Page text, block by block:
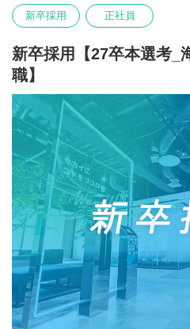
・マーケットと自社プロダクトの
のあるプロダクトロードマップを構
・マーケットとテクノロジーをつ
メンバーと情報交換と共有の実施
・業界の最先端トレンドや技術革
て継続的に知見をアップデート
・ビジネスと技術的の両方の視点
計・推進
・常日頃プロダクトのKPIとマー
ら、プロダクトの評価と新しい価
ードマップを洗練させる
【ポジションの魅力】
１. エンジニアとの距離が近く、
ジニア出身
・プロダクトマネージャーとエ
ド感をもってプロダクト開発を進
・現在のプロダクトマネージャー
術的な観点を理解した上で意思決
・開発チームと密に連携しなが
とし込める
②ライブエンタテインメント
ベントを企画・運営。それは、画
放ち、ファンとクリエイターが一
クリエイターの情熱を形に変え、
を創造していきます。
【特集記事】
ファン目線で感動を創るUUUMの
https://www.uuum.co.jp/blog/
③IP・事業開発
クリエイターのIP（知的財産）に
を超えた事業を創出。本来のIPの
共創を通じてさらに最大化してい
い新しい世界を切り拓き、人々に
【特集記事】
クリエイターと提携し、新規事業を
https://www.uuum.co.jp/blog/120027
紹介、活躍している新卒など様々
UUUMマーケティング株式会社の
でぜひご参加ください！
＜申し込みフォーム＞
https://uuumrecruit.eeasy.jp/
・企業説明会への参加は任意とな
エントリーは可能です。また、エ
ます。
・すでに選考終了した方におかれ
ございます。
（本ポジションは、UUUMマーケ
ります）
▼国内マーケティング職について
クライアントのプロモーション課
して営業〜企画提案までを担当しま
クリエイターが生み出すコンテン
に商品やサービスを売ることでは
する社会的影響力のあるミッション
新卒採用 正社員
新卒採用【27卒本選考_
職】